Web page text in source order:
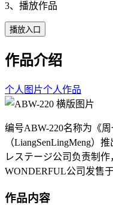
3、播放作品
播放入口
作品介绍
个人图片个人作品
编号ABW-220名称为《
（LiangSenLingMeng）
レステージ公司负责制
WONDERFUL公司发售于
作品内容